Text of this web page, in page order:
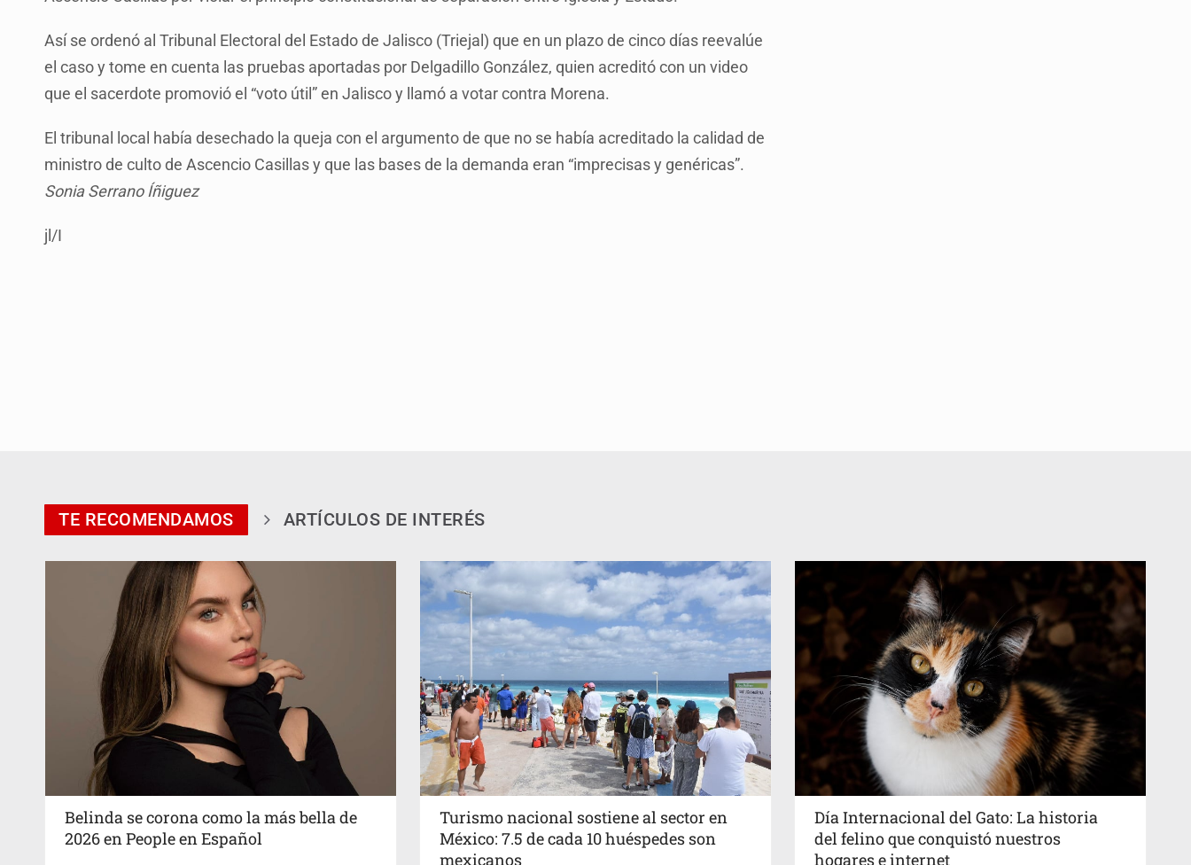
Así se ordenó al Tribunal Electoral del Estado de Jalisco (Triejal) que en un plazo de cinco días reevalúe
el caso y tome en cuenta las pruebas aportadas por Delgadillo González, quien acreditó con un video
que el sacerdote promovió el “voto útil” en Jalisco y llamó a votar contra Morena.
El tribunal local había desechado la queja con el argumento de que no se había acreditado la calidad de
ministro de culto de Ascencio Casillas y que las bases de la demanda eran “imprecisas y genéricas”.
Sonia Serrano Íñiguez
jl/I
TE RECOMENDAMOS ARTÍCULOS DE INTERÉS
Belinda se corona como la más bella de
2026 en People en Español
Turismo nacional sostiene al sector en
México: 7.5 de cada 10 huéspedes son
mexicanos
Día Internacional del Gato: La historia
del felino que conquistó nuestros
hogares e internet